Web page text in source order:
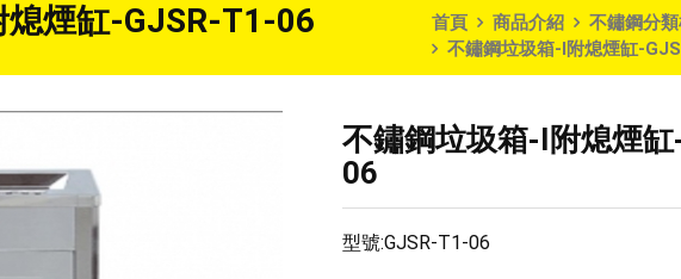
煙缸-GJSR-T1-06 首頁 商品介紹 不鏽鋼分
不鏽鋼垃圾箱-I附熄煙缸-
不鏽鋼垃圾箱-I附熄煙
06
型號:GJSR-T1-06